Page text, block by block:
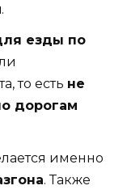
.
езды по
то есть не
дорогам
именно
. Также